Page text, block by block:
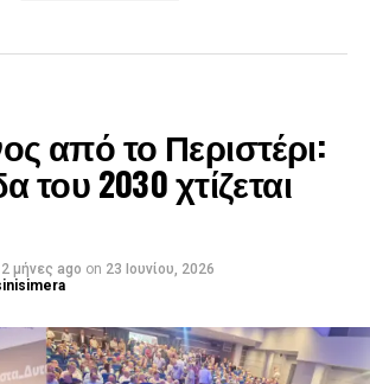
από το Περιστέρι:
του 2030 χτίζεται
2 μήνες ago on 23 Ιουνίου, 2026